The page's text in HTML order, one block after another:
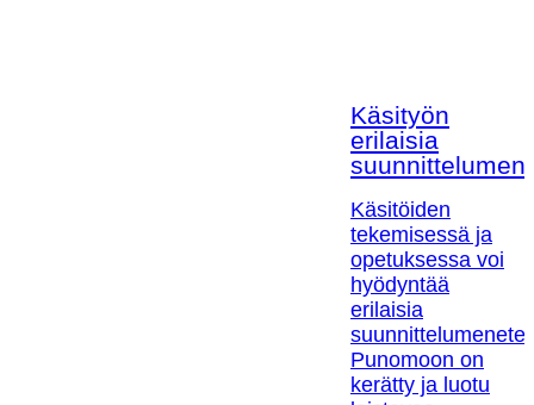
Käsityön
erilaisia
Käsitöiden
tekemisessä ja
opetuksessa voi
hyödyntää
erilaisia
Punomoon on
kerätty ja luotu